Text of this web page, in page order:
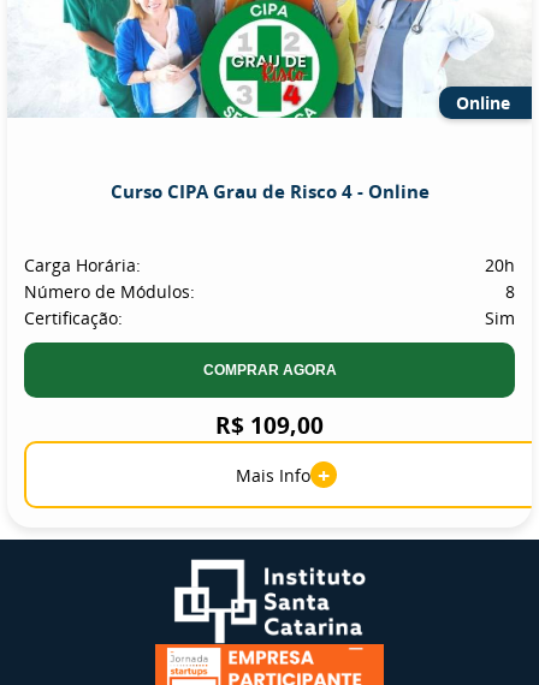
Online
Curso CIPA Grau de Risco 4 - Online
Carga Horária:
20h
Número de Módulos:
8
Certificação:
Sim
COMPRAR AGORA
R$ 109,00
Mais Info +